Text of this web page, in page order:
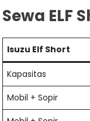
Sewa ELF
Isuzu Elf Short
Kapasitas
Mobil + Sopir